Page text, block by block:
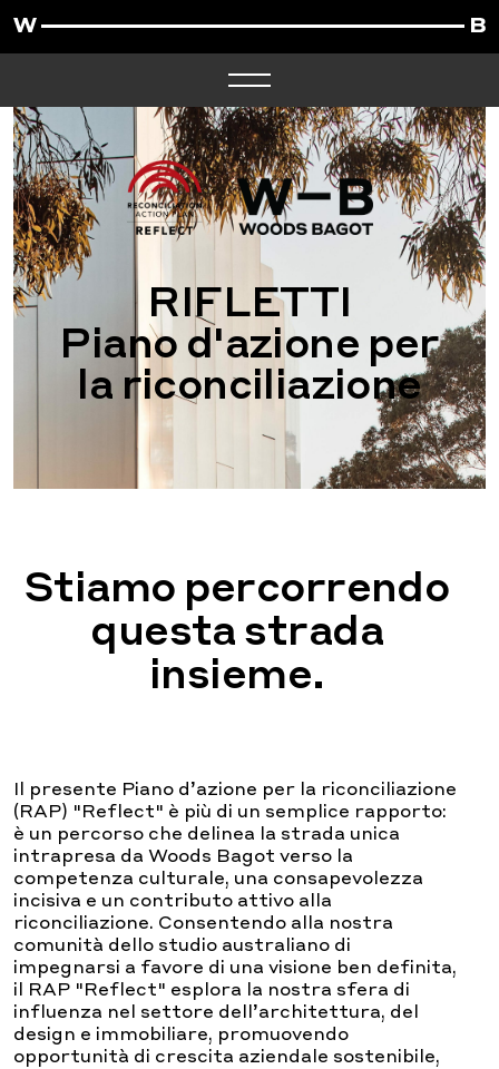
RIFLETTI
Piano d'azione per
la riconciliazione
Stiamo percorrendo
questa strada
insieme.
Il presente Piano d’azione per la riconciliazione
(RAP) "Reflect" è più di un semplice rapporto:
è un percorso che delinea la strada unica
intrapresa da Woods Bagot verso la
competenza culturale, una consapevolezza
incisiva e un contributo attivo alla
riconciliazione. Consentendo alla nostra
comunità dello studio australiano di
impegnarsi a favore di una visione ben definita,
il RAP "Reflect" esplora la nostra sfera di
influenza nel settore dell’architettura, del
design e immobiliare, promuovendo
opportunità di crescita aziendale sostenibile,